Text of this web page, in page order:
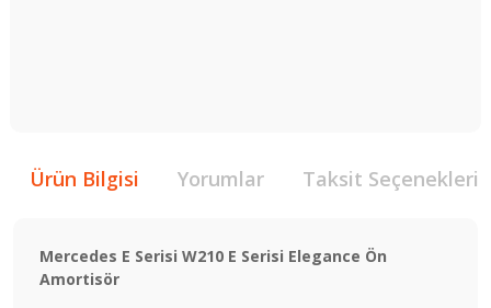
Ürün Bilgisi Yorumlar Taksit Seçenekleri
Mercedes E Serisi W210 E Serisi Elegance Ön
Amortisör